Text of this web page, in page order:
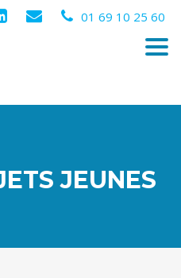
01 69 10 25 60
JEUNES